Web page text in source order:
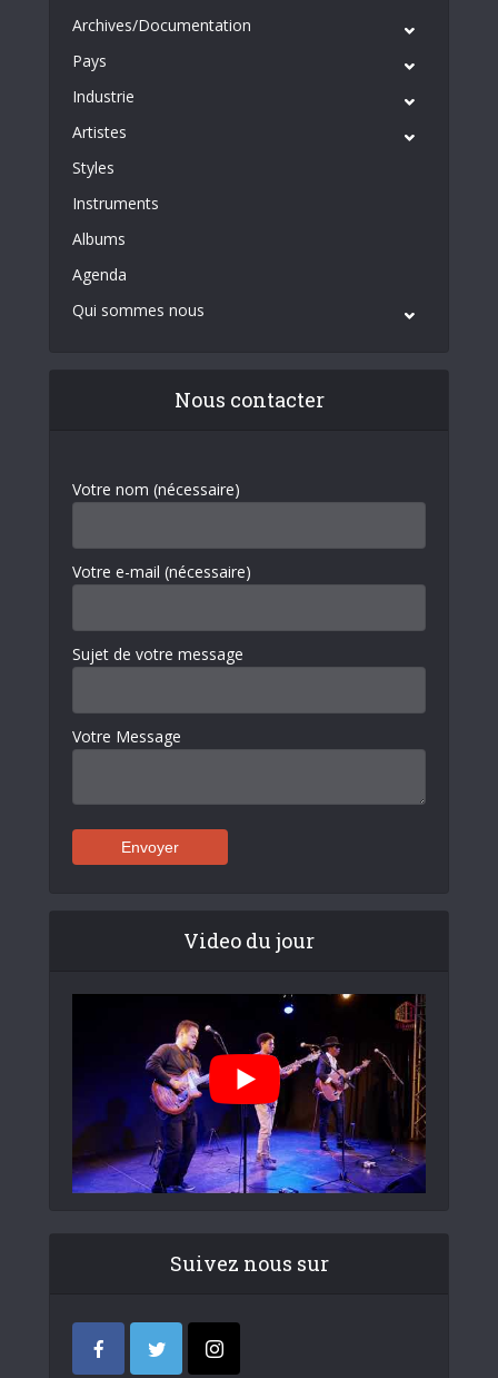
Archives/Documentation
Pays
Industrie
Artistes
Styles
Instruments
Albums
Agenda
Qui sommes nous
Nous contacter
Votre nom (nécessaire)
Votre e-mail (nécessaire)
Sujet de votre message
Votre Message
Video du jour
Suivez nous sur